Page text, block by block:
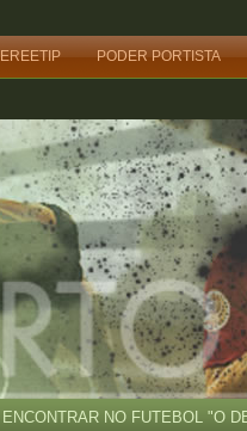
PODER PORTISTA
NO FUTEBOL "O